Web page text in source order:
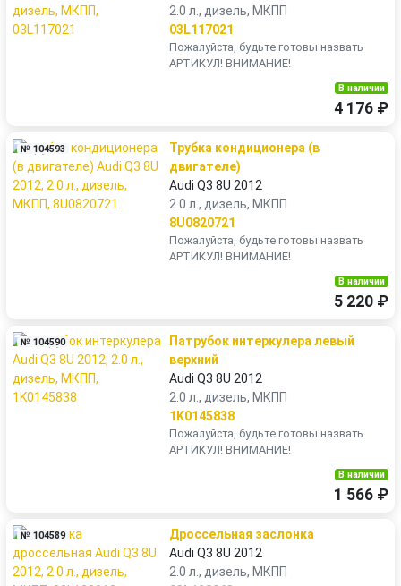
2.0 л., дизель, МКПП
03L117021
Пожалуйста, будьте готовы назвать
АРТИКУЛ! ВНИМАНИЕ!
В наличии
4 176 ₽
№ 104593
Трубка кондиционера (в
двигателе)
Audi Q3 8U 2012
2.0 л., дизель, МКПП
8U0820721
Пожалуйста, будьте готовы назвать
АРТИКУЛ! ВНИМАНИЕ!
В наличии
5 220 ₽
№ 104590
Патрубок интеркулера левый
верхний
Audi Q3 8U 2012
2.0 л., дизель, МКПП
1K0145838
Пожалуйста, будьте готовы назвать
АРТИКУЛ! ВНИМАНИЕ!
В наличии
1 566 ₽
№ 104589
Дроссельная заслонка
Audi Q3 8U 2012
2.0 л., дизель, МКПП